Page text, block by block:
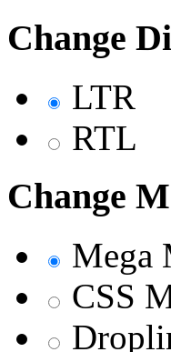
Change
LTR
RTL
Change
Mega
CSS